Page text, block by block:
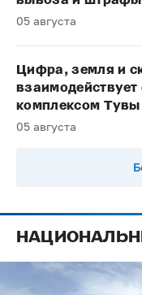
05 августа
Цифра, земля и
комплексом Тувы
05 августа